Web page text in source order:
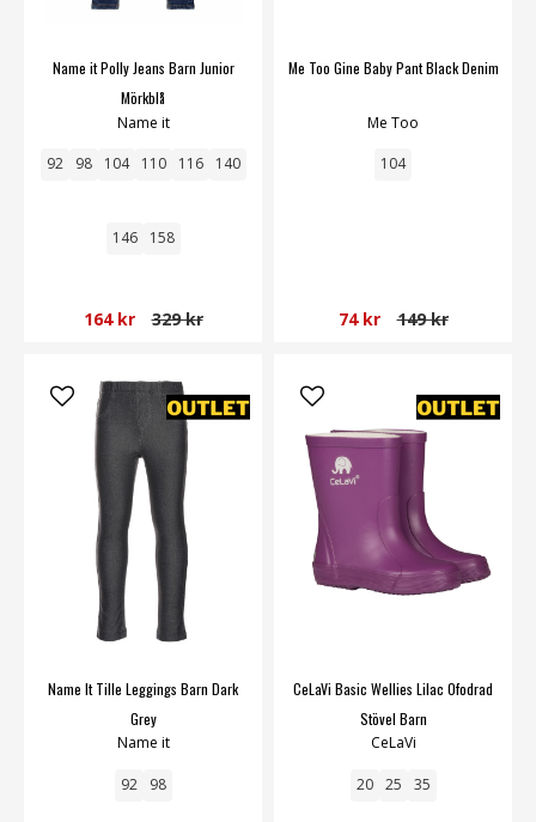
Name it Polly Jeans Barn Junior
Mörkblå
Name it
92 98 104 110 116 140
146 158
164 kr 329 kr
Me Too Gine Baby Pant Black Denim
Me Too
104
74 kr 149 kr
Name It Tille Leggings Barn Dark
Grey
Name it
92 98
CeLaVi Basic Wellies Lilac Ofodrad
Stövel Barn
CeLaVi
20 25 35